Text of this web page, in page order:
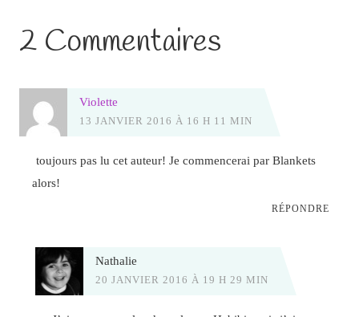
2 Commentaires
Violette
13 JANVIER 2016 À 16 H 11 MIN
toujours pas lu cet auteur! Je commencerai par Blankets
alors!
RÉPONDRE
Nathalie
20 JANVIER 2016 À 19 H 29 MIN